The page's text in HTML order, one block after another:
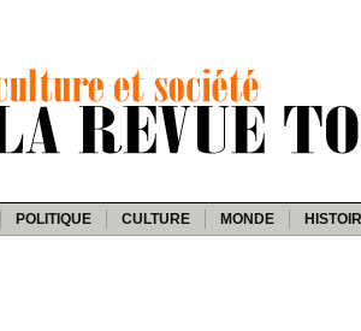
POLITIQUE CULTURE MONDE